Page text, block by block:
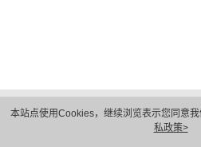
本站点使用Cookies，继续浏览表示您同意我
私政策>
隐私保护
法